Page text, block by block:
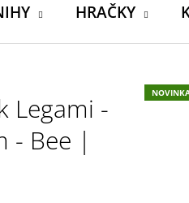
HRAČKY
Legami -
- Bee |
HÁDACÍ HRA SE 4
| DVA TÁTOVÉ